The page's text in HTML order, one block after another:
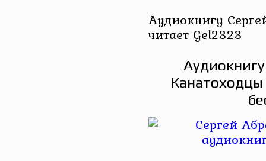
Аудиокнигу
читает Gel2323